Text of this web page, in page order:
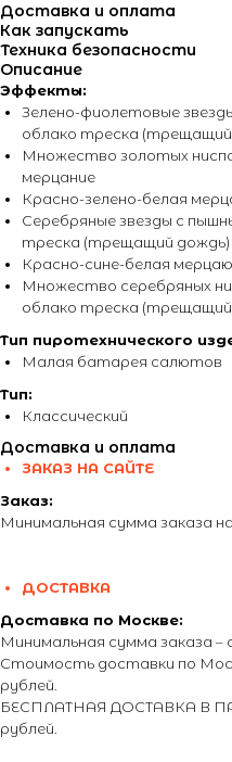
Доставка и оплата
Как запускать
Техника безопасности
Описание
Эффекты:
Зелено-фиолетовые
облако треска
Множество золотых
мерцание
Красно-зелено-белая
Серебряные звезды с
треска (трещащий дождь)
Красно-сине-белая
Множество серебряных
облако треска
Тип пиротехнического
Малая батарея салютов
Тип:
Классический
Доставка и оплата
ЗАКАЗ НА САЙТЕ
Заказ:
Минимальная сумма заказа
ДОСТАВКА
Доставка по Москве:
Минимальная сумма заказа –
Стоимость доставки по
рублей.
БЕСПЛАТНАЯ ДОСТАВКА В
рублей.